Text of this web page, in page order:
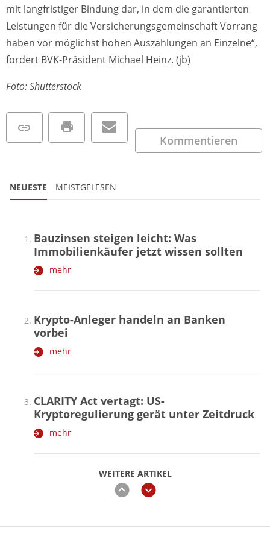
mit langfristiger Bindung dar, in dem die garantierten
Leistungen für die Versicherungsgemeinschaft Vorrang
haben vor möglichst hohen Auszahlungen an Einzelne“,
fordert BVK-Präsident Michael Heinz. (jb)
Foto: Shutterstock
Kommentieren
NEUESTE MEISTGELESEN
WEITERE ARTIKEL
zurückweiter
Bauzinsen steigen leicht: Was
Immobilienkäufer jetzt wissen sollten
mehr
Krypto-Anleger handeln an Banken
vorbei
mehr
CLARITY Act vertagt: US-
Kryptoregulierung gerät unter Zeitdruck
mehr